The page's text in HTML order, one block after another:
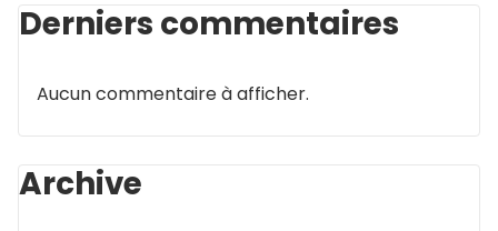
Derniers commentaires
Aucun commentaire à afficher.
Archive